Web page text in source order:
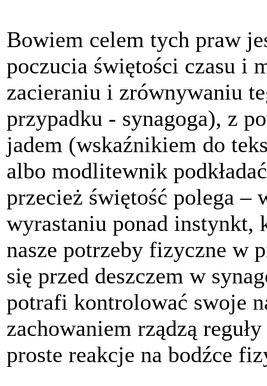
Bowiem celem tych praw
poczucia świętości czasu i
zacieraniu i zrównywaniu
przypadku - synagoga), z
jadem (wskaźnikiem do
albo modlitewnik
przecież świętość polega –
wyrastaniu ponad instynkt,
nasze potrzeby fizyczne w
się przed deszczem w
potrafi kontrolować swoje
zachowaniem rządzą
proste reakcje na bodźce